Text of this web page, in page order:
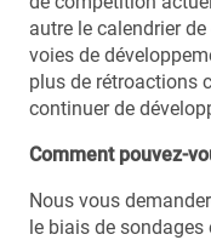
autre le calendrier
voies de
plus de rétroactions
continuer de
Comment pouvez-
Nous vous
le biais de